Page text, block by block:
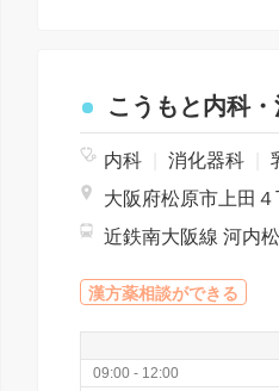
こうもと内科
内科 消化器科
大阪府松原市上田
近鉄南大阪線 河内
漢方薬相談ができる
09:00 - 12:00